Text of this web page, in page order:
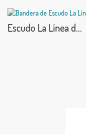
Escudo La Línea d...